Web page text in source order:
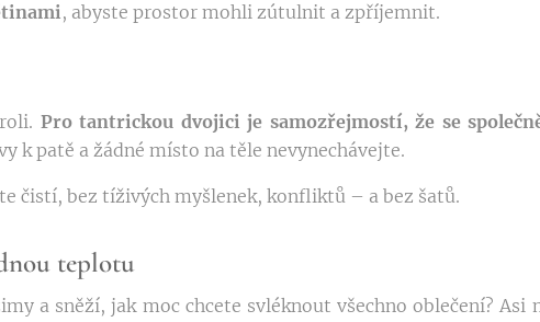
, abyste prostor mohli zútulnit a zpříjemnit.
Pro tantrickou dvojici je samozřejmostí, že se
k patě a žádné místo na těle nevynechávejte.
čistí, bez tíživých myšlenek, konfliktů – a bez šatů.
teplotu
a sněží, jak moc chcete svléknout všechno oblečení? Asi